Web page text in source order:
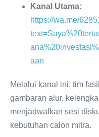
Kanal Utama:
https://wa.me/
aan
Melalui kanal ini, tim
gambaran alur,
menjadwalkan sesi
kebutuhan calon mitra.